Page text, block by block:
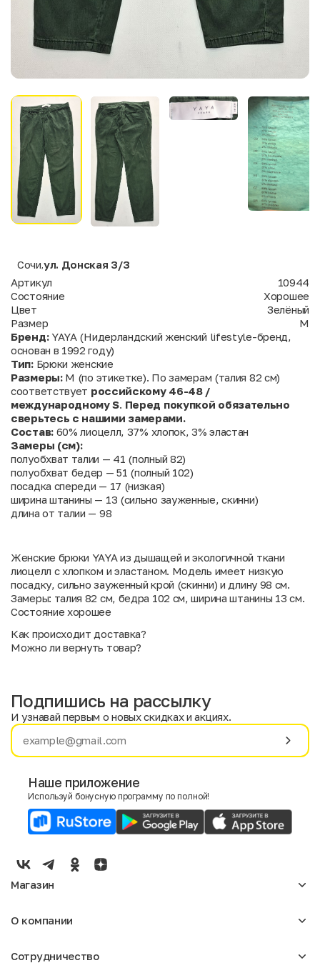
Сочи,ул. Донская 3/3
Артикул
10944
Состояние
Хорошее
Цвет
Зелёный
Размер
M
Бренд:YAYA (Нидерландский женский lifestyle-бренд,
основан в 1992 году)
Тип:Брюки женские
Размеры:M (по этикетке). По замерам (талия 82 см)
соответствует российскому 46-48 /
международному S. Перед покупкой обязательно
сверьтесь с нашими замерами.
Состав:60% лиоцелл, 37% хлопок, 3% эластан
Замеры (см):
полуобхват талии — 41 (полный 82)
полуобхват бедер — 51 (полный 102)
посадка спереди — 17 (низкая)
ширина штанины — 13 (сильно зауженные, скинни)
длина от талии — 98
Женские брюки YAYA из дышащей и экологичной ткани
лиоцелл с хлопком и эластаном. Модель имеет низкую
посадку, сильно зауженный крой (скинни) и длину 98 см.
Замеры: талия 82 см, бедра 102 см, ширина штанины 13 см.
Состояние хорошее
Как происходит доставка?
Можно ли вернуть товар?
Имя
E-mail
Мужской
Женский
Подпишись на рассылку
И узнавай первым о новых скидках и акциях.
Наше приложение
Используй бонусную программу по полной!
Магазин
Мужское
О компании
Отзывы
Сотрудничество